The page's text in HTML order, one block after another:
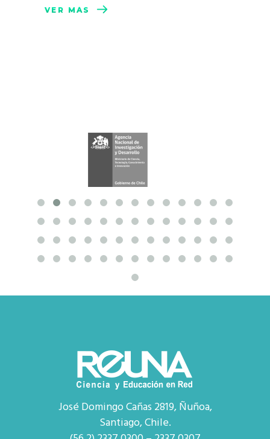
VER MÁS
José Domingo Cañas 2819, Ñuñoa,
Santiago, Chile.